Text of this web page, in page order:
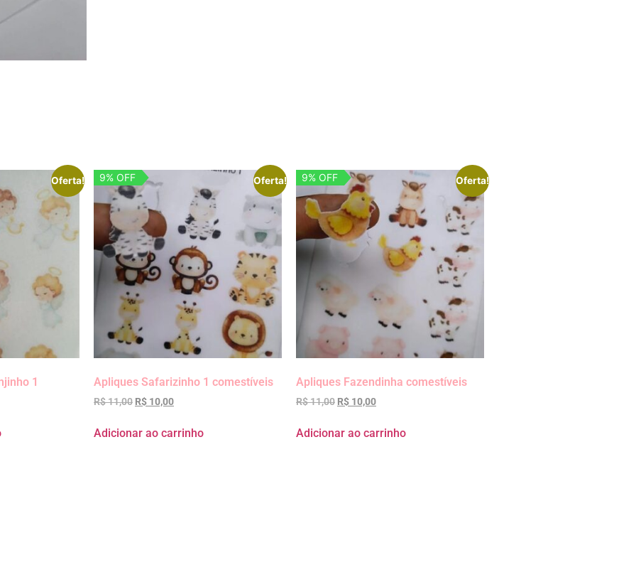
Oferta!
1
Oferta!
9% OFF
Apliques Safarizinho 1 comestíveis
R$11,00 R$ 10,00
Adicionar ao carrinho
Oferta!
9% OFF
Apliques Fazendinha comestíveis
R$11,00 R$ 10,00
Adicionar ao carrinho